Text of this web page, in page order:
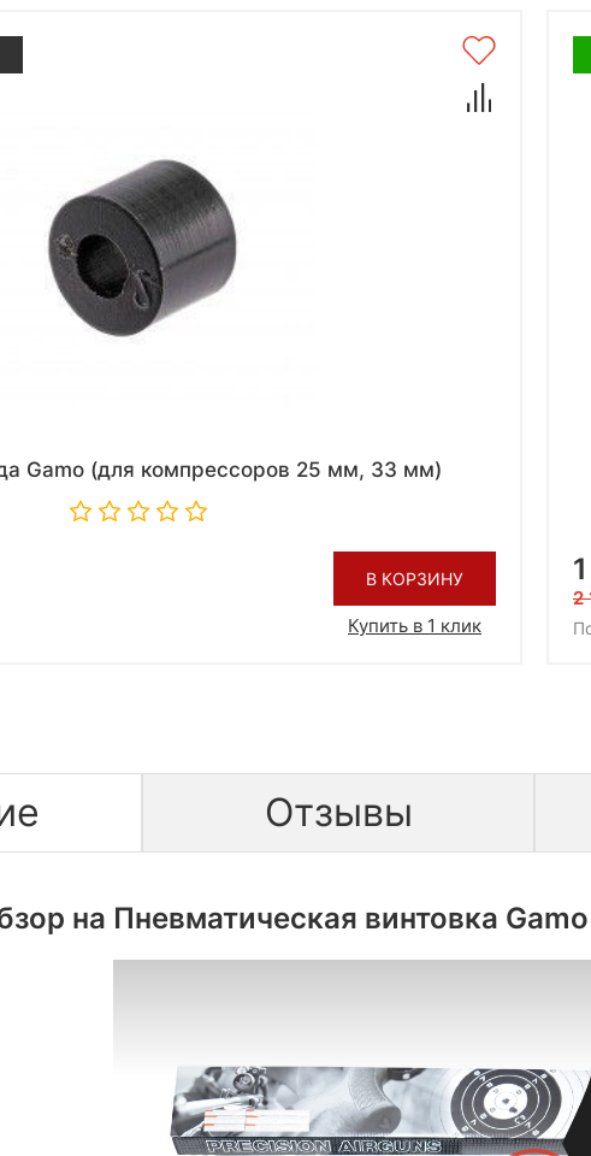
Gamo (для компрессоров 25 мм, 33 мм)
В КОРЗИНУ
Купить в 1 клик
2
Отзывы
на Пневматическая винтовка